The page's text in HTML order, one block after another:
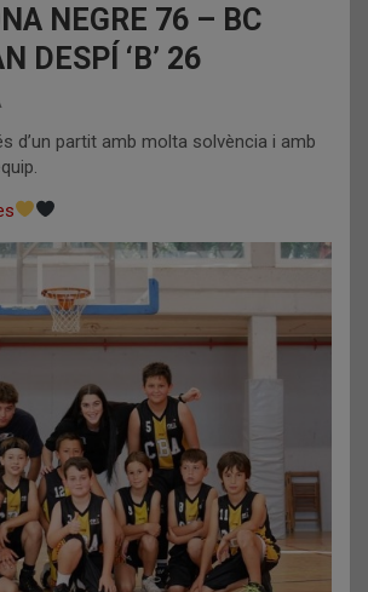
NEGRE 76 – BC
DESPÍ ‘B’ 26
d’un partit amb molta solvència i amb